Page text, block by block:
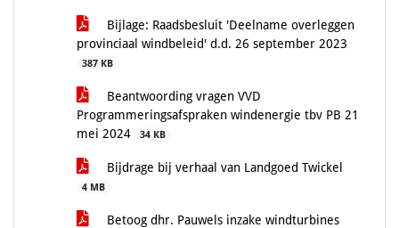
Bijlage: Raadsbesluit 'Deelname overleggen
provinciaal windbeleid' d.d. 26 september 2023
387 KB
Beantwoording vragen VVD
Programmeringsafspraken windenergie tbv PB 21
mei 2024
34 KB
Bijdrage bij verhaal van Landgoed Twickel
4 MB
Betoog dhr. Pauwels inzake windturbines